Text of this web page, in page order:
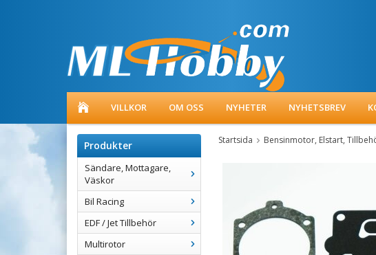
VILLKOR OM OSS NYHETER NYHETSBREV
Produkter
Sändare, Mottagare,
Väskor
Bil Racing
EDF / Jet Tillbehör
Multirotor
Startsida Bensinmotor, Elstart,